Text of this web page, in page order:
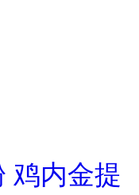
鸡内金提